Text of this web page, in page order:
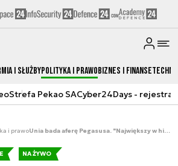
i SłużbyPolityka i prawoBiznes i Finanse
Strefa Pekao SACyber24Days -
i prawo Unia bada aferę Pegasusa. "Największy w historii atak na prawa podstawowe"
NA ŻYWO